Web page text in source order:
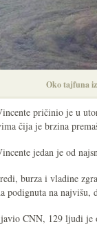
Oko tajfuna
pričinio je u
čija je brzina
jedan je od
burza i vladine
podignuta na najvišu,
CNN, 129 ljudi je